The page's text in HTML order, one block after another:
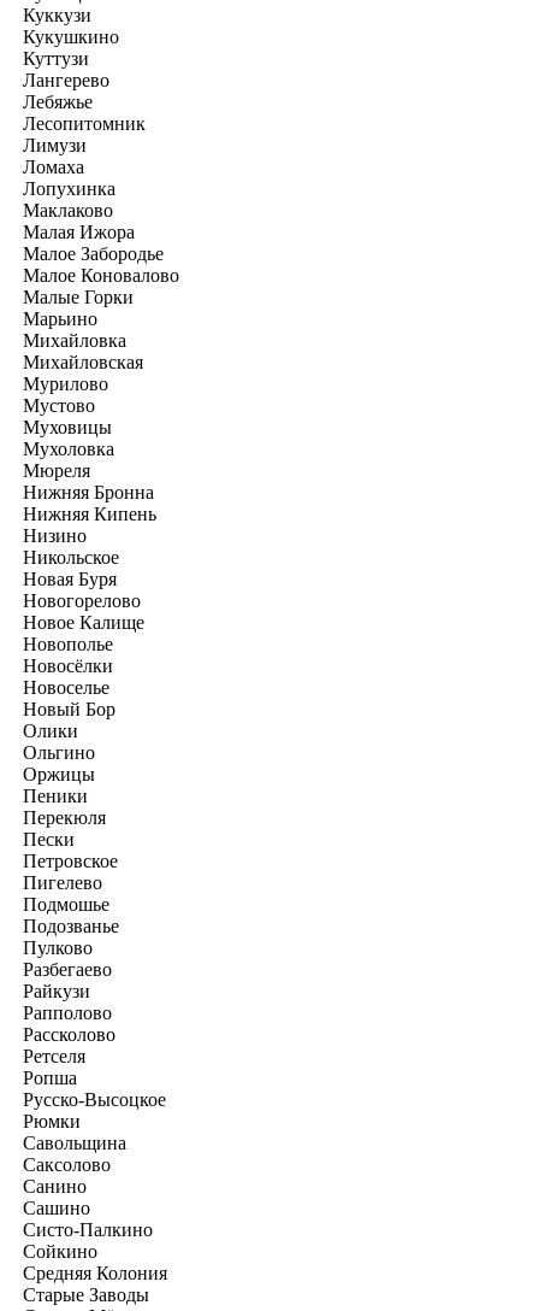
Куккузи
Кукушкино
Куттузи
Лангерево
Лебяжье
Лесопитомник
Лимузи
Ломаха
Лопухинка
Маклаково
Малая Ижора
Малое Забородье
Малое Коновалово
Малые Горки
Марьино
Михайловка
Михайловская
Мурилово
Мустово
Муховицы
Мухоловка
Мюреля
Нижняя Бронна
Нижняя Кипень
Низино
Никольское
Новая Буря
Новогорелово
Новое Калище
Новополье
Новосёлки
Новоселье
Новый Бор
Олики
Ольгино
Оржицы
Пеники
Перекюля
Пески
Петровское
Пигелево
Подмошье
Подозванье
Пулково
Разбегаево
Райкузи
Рапполово
Рассколово
Ретселя
Ропша
Русско-Высоцкое
Рюмки
Савольщина
Саксолово
Санино
Сашино
Систо-Палкино
Сойкино
Средняя Колония
Старые Заводы